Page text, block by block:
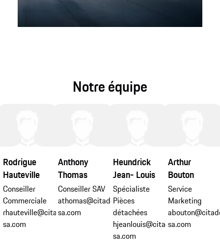
Notre équipe
Rodrigue
Hauteville
Conseiller
Commerciale
rhauteville@citadelle-
sa.com
Anthony
Thomas
Conseiller SAV
athomas@citadelle-
sa.com
Heundrick
Jean- Louis
Spécialiste
Pièces
détachées
hjeanlouis@citadelle-
sa.com
Arthur
Bouton
Service
Marketing
sa.com